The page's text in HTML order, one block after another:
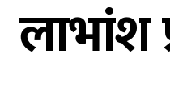
लाभांश